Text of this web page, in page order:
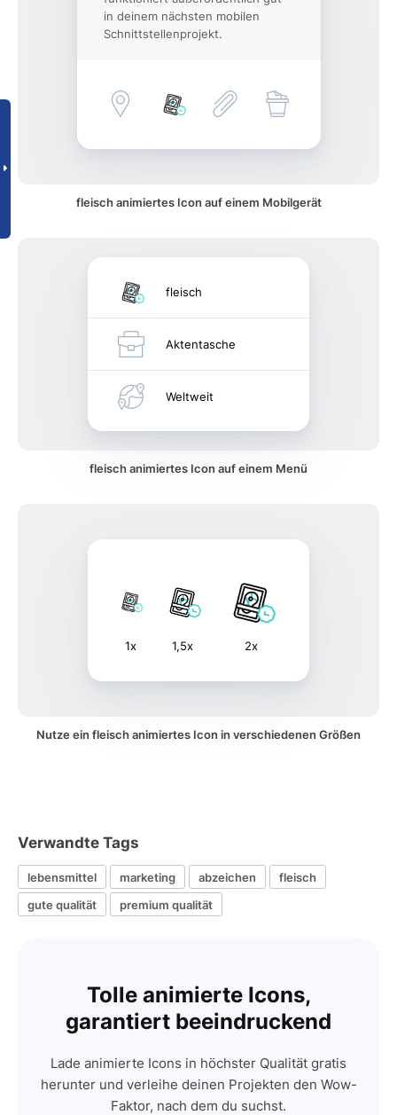
in deinem nächsten mobilen
Schnittstellenprojekt.
fleisch animiertes Icon auf einem Mobilgerät
fleisch
Aktentasche
Weltweit
fleisch animiertes Icon auf einem Menü
1x 1,5x 2x
Nutze ein fleisch animiertes Icon in verschiedenen Größen
Verwandte Tags
lebensmittel marketing abzeichen
fleisch
gute qualität
premium qualität
Tolle animierte Icons,
garantiert beeindruckend
Lade animierte Icons in höchster Qualität gratis
herunter und verleihe deinen Projekten den Wow-
Faktor, nach dem du suchst.